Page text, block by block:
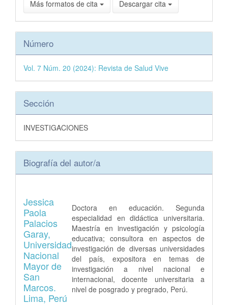
Más formatos de cita Descargar cita
Número
Vol. 7 Núm. 20 (2024): Revista de Salud Vive
Sección
INVESTIGACIONES
Biografía del autor/a
Jessica
Paola
Palacios
Garay,
Universidad
Nacional
Mayor de
San
Marcos.
Lima, Perú
Doctora en educación. Segunda
especialidad en didáctica universitaria.
Maestría en investigación y psicología
educativa; consultora en aspectos de
investigación de diversas universidades
del país, expositora en temas de
investigación a nivel nacional e
internacional, docente universitaria a
nivel de posgrado y pregrado, Perú.